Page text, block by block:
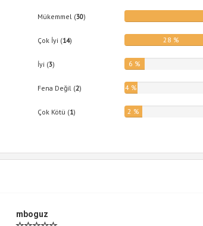
Mükemmel (30)
Çok İyi (14) 28 %
İyi (3) 6 %
Fena Değil (2) 4 %
Çok Kötü (1) 2 %
mboguz